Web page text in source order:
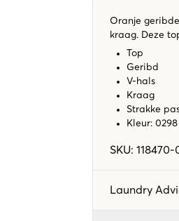
Oranje
kraag. Deze
Top
Geribd
V-hals
Kraag
Strakke
Kleur: 0298
SKU: 118470-
Laundry